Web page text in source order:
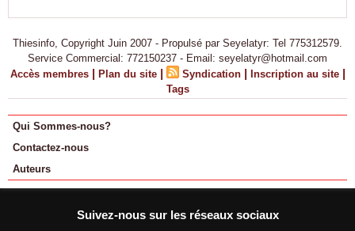
Thiesinfo, Copyright Juin 2007 - Propulsé par Seyelatyr: Tel 775312579.
Service Commercial: 772150237 - Email: seyelatyr@hotmail.com
Accès membres | Plan du site | Syndication | Inscription au site |
Tags
Qui Sommes-nous?
Contactez-nous
Auteurs
Suivez-nous sur les réseaux sociaux